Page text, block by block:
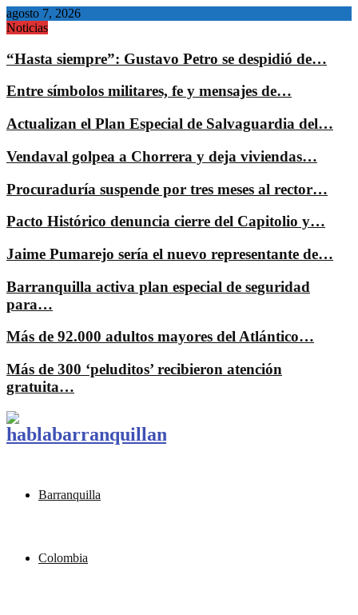
agosto 7, 2026
Noticias
“Hasta siempre”: Gustavo Petro se despidió de…
Entre símbolos militares, fe y mensajes de…
Actualizan el Plan Especial de Salvaguardia del…
Vendaval golpea a Chorrera y deja viviendas…
Procuraduría suspende por tres meses al rector…
Pacto Histórico denuncia cierre del Capitolio y…
Jaime Pumarejo sería el nuevo representante de…
Barranquilla activa plan especial de seguridad
para…
Más de 92.000 adultos mayores del Atlántico…
Más de 300 ‘peluditos’ recibieron atención
gratuita…
Barranquilla
Colombia